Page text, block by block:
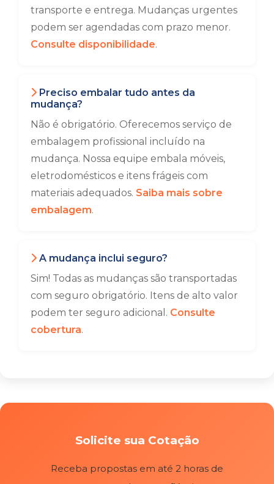
transporte e entrega. Mudanças urgentes
podem ser agendadas com prazo menor.
Consulte disponibilidade.
Preciso embalar tudo antes da
mudança?
Não é obrigatório. Oferecemos serviço de
embalagem profissional incluído na
mudança. Nossa equipe embala móveis,
eletrodomésticos e itens frágeis com
materiais adequados. Saiba mais sobre
embalagem.
A mudança inclui seguro?
Sim! Todas as mudanças são transportadas
com seguro obrigatório. Itens de alto valor
podem ter seguro adicional. Consulte
cobertura.
Solicite sua Cotação
Receba propostas em até 2 horas de